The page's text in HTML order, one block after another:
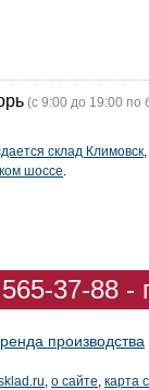
(с 9:00 до 19:00 по
склад Климовск,
шоссе.
37-88
производства
, о сайте, карта